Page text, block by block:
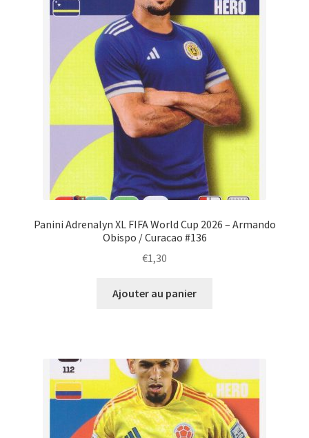
Panini Adrenalyn XL FIFA World Cup 2026 – Armando
Obispo / Curacao #136
€1,30
Ajouter au panier